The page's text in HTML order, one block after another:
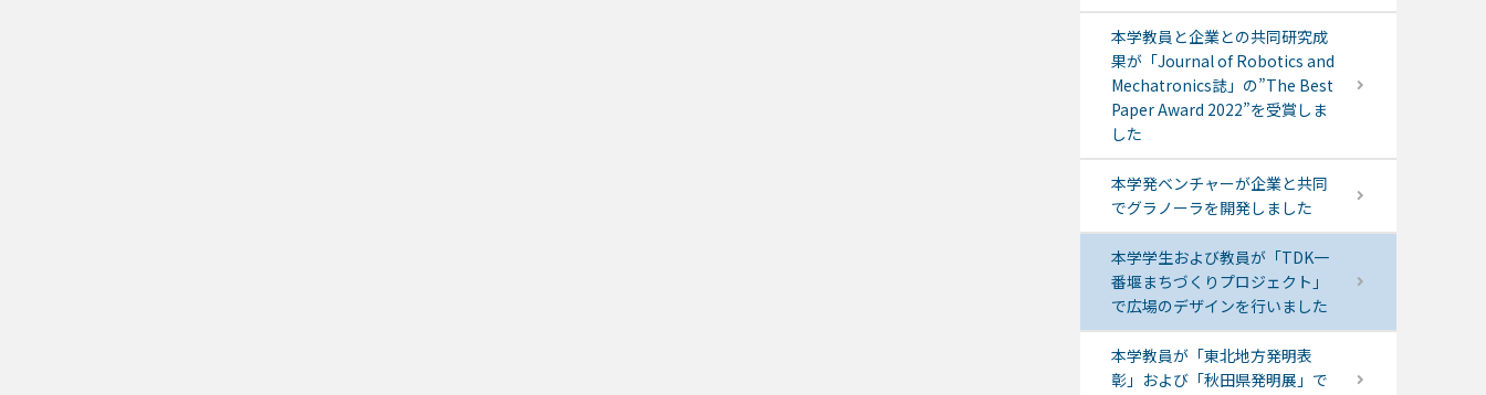
本学教員と企業との共同研究成
果が「Journal of Robotics and
Mechatronics誌」の”The Best
Paper Award 2022”を受賞しま
した
本学発ベンチャーが企業と共同
でグラノーラを開発しました
本学学生および教員が「TDK一
番堰まちづくりプロジェクト」
で広場のデザインを行いました
本学教員が「東北地方発明表
彰」および「秋田県発明展」で